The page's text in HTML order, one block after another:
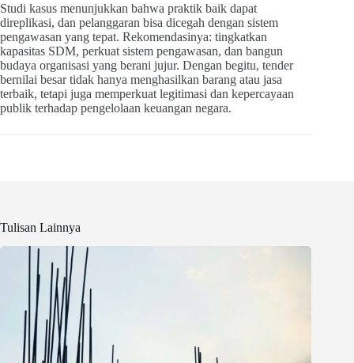
Studi kasus menunjukkan bahwa praktik baik dapat
direplikasi, dan pelanggaran bisa dicegah dengan sistem
pengawasan yang tepat. Rekomendasinya: tingkatkan
kapasitas SDM, perkuat sistem pengawasan, dan bangun
budaya organisasi yang berani jujur. Dengan begitu, tender
bernilai besar tidak hanya menghasilkan barang atau jasa
terbaik, tetapi juga memperkuat legitimasi dan kepercayaan
publik terhadap pengelolaan keuangan negara.
Tulisan Lainnya